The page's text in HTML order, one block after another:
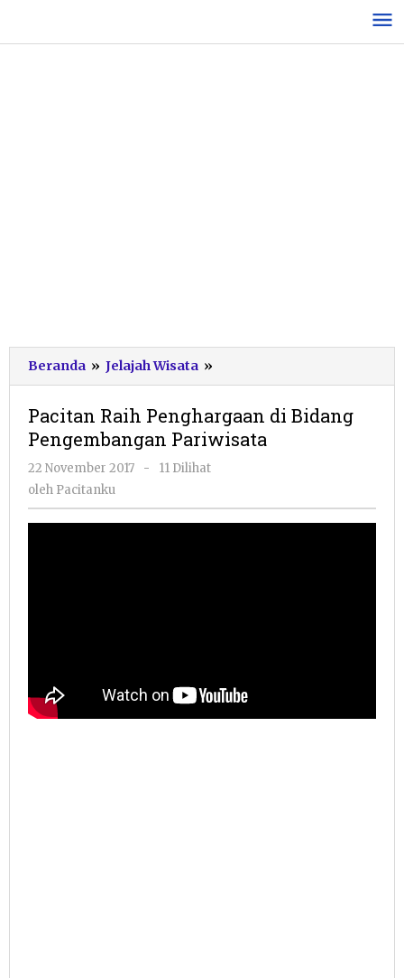
konten
Beranda » Jelajah Wisata »
Raih
di
Bidang
Pacitan Raih Penghargaan di Bidang
Pengembangan Pariwisata
22 November 2017
oleh
-
11 Dilihat
oleh Pacitanku